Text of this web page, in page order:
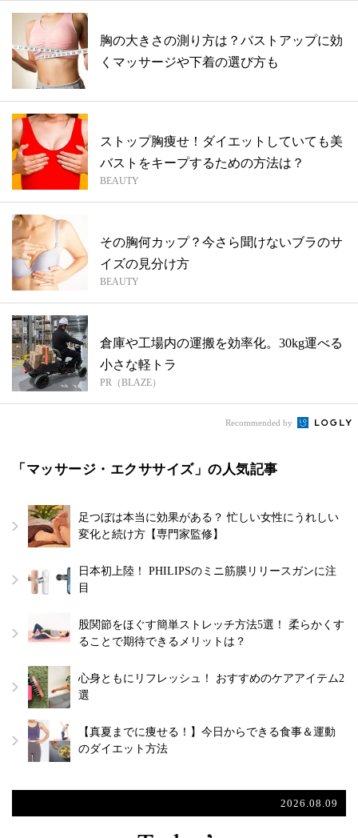
胸の大きさの測り方は？バストアップに効
くマッサージや下着の選び方も
ストップ胸痩せ！ダイエットしていても美
バストをキープするための方法は？
BEAUTY
その胸何カップ？今さら聞けないブラのサ
イズの見分け方
BEAUTY
倉庫や工場内の運搬を効率化。30kg運べる
小さな軽トラ
PR（BLAZE）
Recommended by
「マッサージ・エクササイズ」の人気記事
足つぼは本当に効果がある？ 忙しい女性にうれしい
変化と続け方【専門家監修】
日本初上陸！ PHILIPSのミニ筋膜リリースガンに注
目
股関節をほぐす簡単ストレッチ方法5選！ 柔らかくす
ることで期待できるメリットは？
心身ともにリフレッシュ！ おすすめのケアアイテム2
選
【真夏までに痩せる！】今日からできる食事＆運動
のダイエット方法
2026.08.09